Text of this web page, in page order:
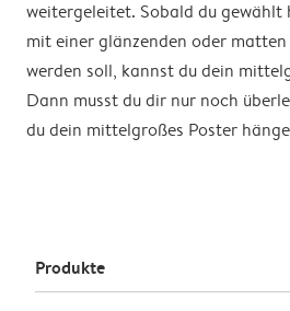
weitergeleitet. Sobald du gewählt
mit einer glänzenden oder
werden soll, kannst du dein
Dann musst du dir nur noch
du dein mittelgroßes Poster
Produkte